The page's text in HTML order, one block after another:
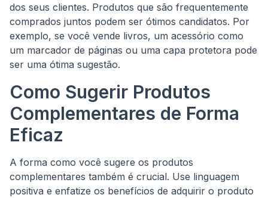
dos seus clientes. Produtos que são frequentemente
comprados juntos podem ser ótimos candidatos. Por
exemplo, se você vende livros, um acessório como
um marcador de páginas ou uma capa protetora pode
ser uma ótima sugestão.
Como Sugerir Produtos
Complementares de Forma
Eficaz
A forma como você sugere os produtos
complementares também é crucial. Use linguagem
positiva e enfatize os benefícios de adquirir o produto